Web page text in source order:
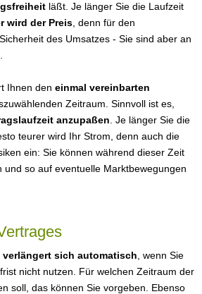
läßt. Je länger Sie die Laufzeit
wird der Preis , denn für den
des Umsatzes - Sie sind aber an
Ihnen den einmal vereinbarten
Zeitraum. Sinnvoll ist es,
anzupaßen . Je länger Sie die
teurer wird Ihr Strom, denn auch die
ein: Sie können während dieser Zeit
und so auf eventuelle Marktbewegungen
sich automatisch , wenn Sie
nicht nutzen. Für welchen Zeitraum der
soll, das können Sie vorgeben. Ebenso